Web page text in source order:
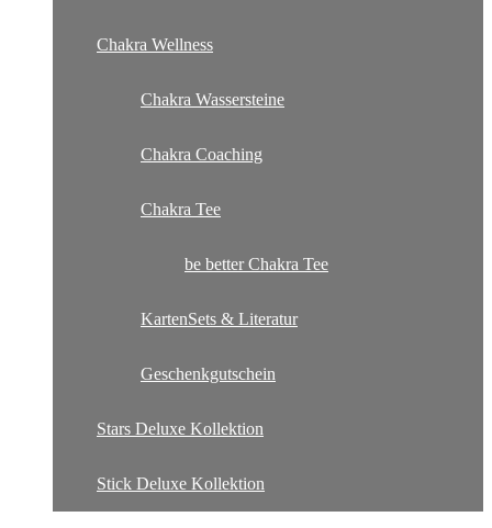
Chakra Wellness
Chakra Wassersteine
Chakra Coaching
Chakra Tee
be better Chakra Tee
KartenSets & Literatur
Geschenkgutschein
Stars Deluxe Kollektion
Stick Deluxe Kollektion